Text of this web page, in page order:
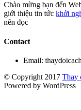
Chào mừng bạn đến
giới thiệu tin tức khởi
nên đọc
Contact
Email:
© Copyright 2017 Thay
Powered by WordPress